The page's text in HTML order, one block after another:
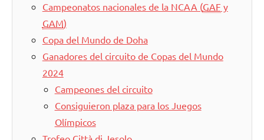
Campeonatos nacionales de la NCAA (GAF y
GAM)
Copa del Mundo de Doha
Ganadores del circuito de Copas del Mundo
2024
Campeones del circuito
Consiguieron plaza para los Juegos
Olímpicos